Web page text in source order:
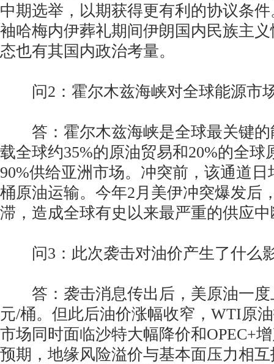
中期选举，以期获得更有利的协议条
袖哈梅内伊葬礼期间伊朗国内民族主
态也有其国内政治考量。
问2：霍尔木兹海峡对全球能源市
答：霍尔木兹海峡是全球最关键的
载全球约35%的原油贸易和20%的全球
90%供给亚洲市场。冲突前，该通道日
桶原油运输。今年2月美伊冲突爆发后
滞，造成全球有史以来最严重的供应
问3：此次袭击对油价产生了什么
答：袭击消息传出后，美原油一度
元/桶。但此后油价涨幅收窄，WTI原
市场同时面临沙特大幅降价和OPEC+
预期，地缘风险溢价与基本面压力相